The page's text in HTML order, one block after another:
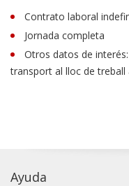
Contrato laboral
Jornada completa
Otros datos de
transport al lloc de treball
Ayuda